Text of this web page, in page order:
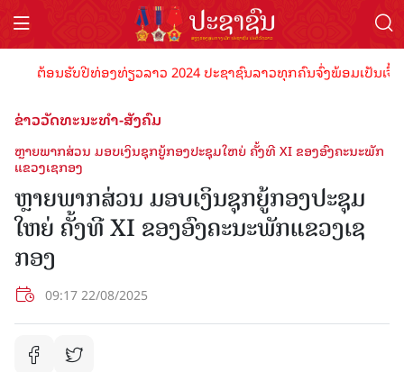
ຕ້ອນຮັບປີທ່ອງທ່ຽວລາວ 2024 ປະຊາຊົນລາວທຸກຄົນຈົ່ງພ້ອມເປັນເຈົ້
ຂ່າວວັດທະນະທຳ-ສັງຄົມ
ຫຼາຍພາກສ່ວນ ມອບເງິນຊຸກຍູ້ກອງປະຊຸມໃຫຍ່ ຄັ້ງທີ XI ຂອງອົງຄະນະພັກ
ແຂວງເຊກອງ
ຫຼາຍພາກສ່ວນ ມອບເງິນຊຸກຍູ້ກອງປະຊຸມ
ໃຫຍ່ ຄັ້ງທີ XI ຂອງອົງຄະນະພັກແຂວງເຊ
ກອງ
09:17 22/08/2025